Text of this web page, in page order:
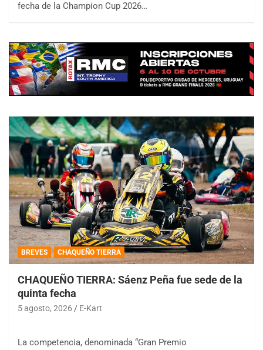
fecha de la Champion Cup 2026…
BREVES CHAQUEÑO TIERRA
CHAQUEÑO TIERRA: Sáenz Peña fue sede de la
quinta fecha
5 agosto, 2026 E-Kart
La competencia, denominada “Gran Premio